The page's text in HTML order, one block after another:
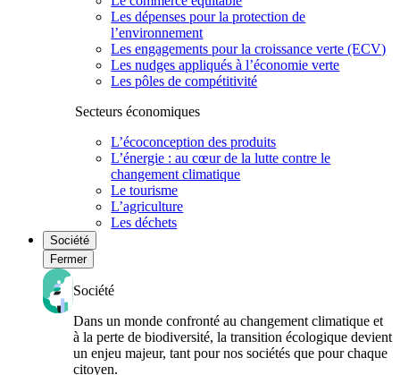
Les dépenses pour la protection de
l’environnement
Les engagements pour la croissance verte (ECV)
Les nudges appliqués à l’économie verte
Les pôles de compétitivité
Secteurs économiques
L’écoconception des produits
L’énergie : au cœur de la lutte contre le
changement climatique
Le tourisme
L’agriculture
Les déchets
Société
Fermer
Société
Dans un monde confronté au changement climatique et
à la perte de biodiversité, la transition écologique devient
un enjeu majeur, tant pour nos sociétés que pour chaque
citoyen.